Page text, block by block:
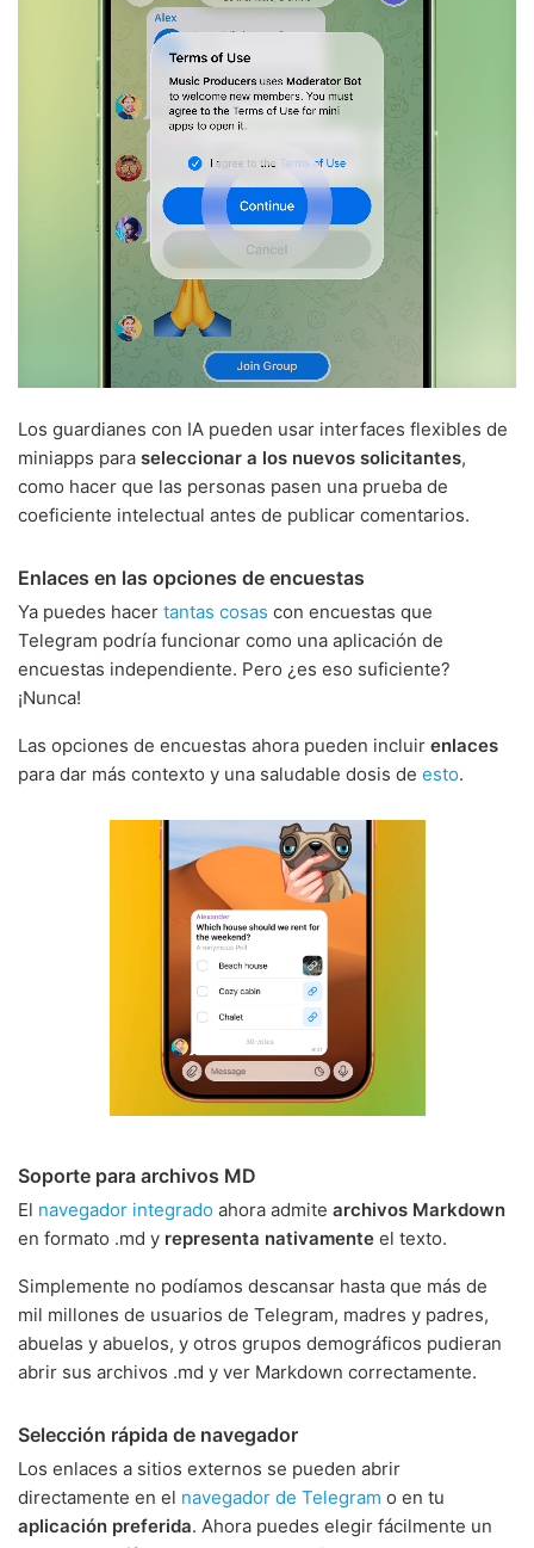
Los guardianes con IA pueden usar interfaces flexibles de
miniapps para seleccionar a los nuevos solicitantes,
como hacer que las personas pasen una prueba de
coeficiente intelectual antes de publicar comentarios.
Enlaces en las opciones de encuestas
Ya puedes hacer tantas cosas con encuestas que
Telegram podría funcionar como una aplicación de
encuestas independiente. Pero ¿es eso suficiente?
¡Nunca!
Las opciones de encuestas ahora pueden incluir enlaces
para dar más contexto y una saludable dosis de esto.
Soporte para archivos MD
El navegador integrado ahora admite archivos Markdown
en formato .md y representa nativamente el texto.
Simplemente no podíamos descansar hasta que más de
mil millones de usuarios de Telegram, madres y padres,
abuelas y abuelos, y otros grupos demográficos pudieran
abrir sus archivos .md y ver Markdown correctamente.
Selección rápida de navegador
Los enlaces a sitios externos se pueden abrir
directamente en el navegador de Telegram o en tu
aplicación preferida. Ahora puedes elegir fácilmente un